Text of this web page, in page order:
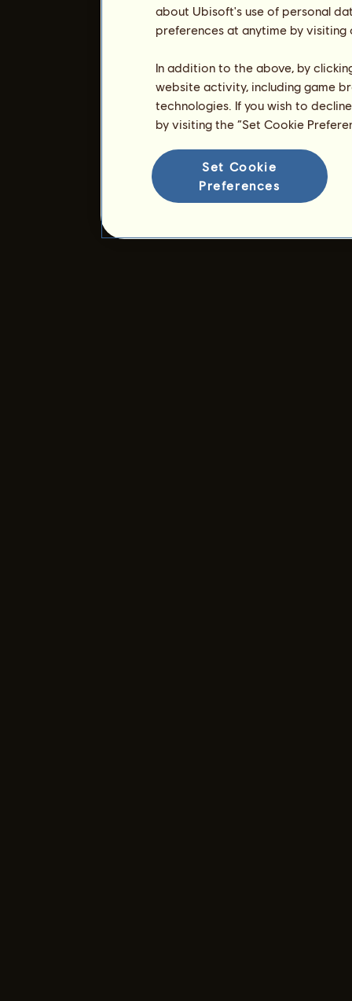
about Ubisoft's use of personal
preferences at anytime by
In addition to the above, by
website activity, including game
technologies. If you wish to
by visiting the “Set Cookie
Set Cookie
Preferences